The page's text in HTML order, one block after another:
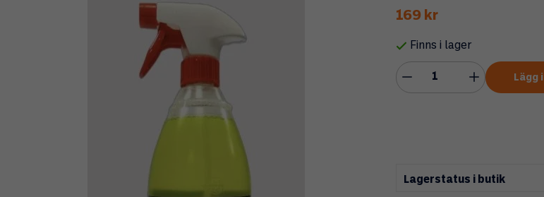
169 kr
Finns i lager
Lägg
Lagerstatus i butik